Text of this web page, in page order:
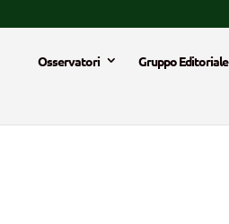
Osservatori Gruppo Editoriale